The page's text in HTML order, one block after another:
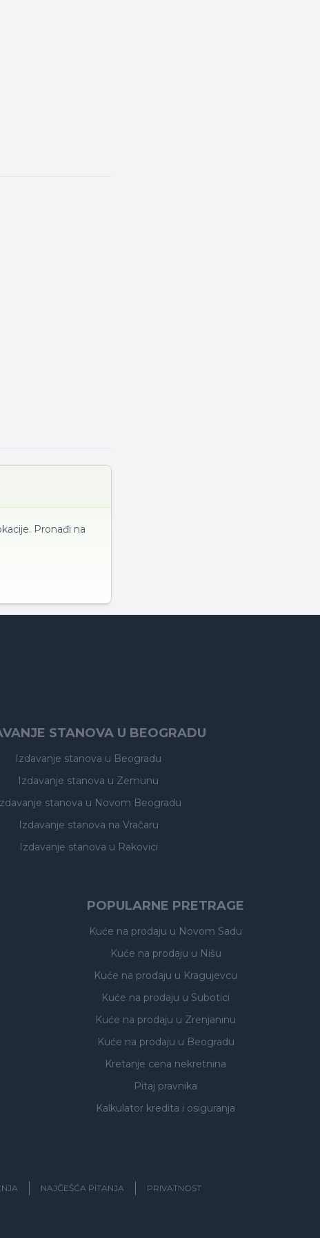
Pronađi na
STANOVA U BEOGRADU
Izdavanje stanova u Beogradu
Izdavanje stanova u Zemunu
stanova u Novom Beogradu
Izdavanje stanova na Vračaru
Izdavanje stanova u Rakovici
POPULARNE PRETRAGE
Kuće na prodaju u Novom Sadu
Kuće na prodaju u Nišu
Kuće na prodaju u Kragujevcu
Kuće na prodaju u Subotici
Kuće na prodaju u Zrenjaninu
Kuće na prodaju u Beogradu
Kretanje cena nekretnina
Pitaj pravnika
Kalkulator kredita i osiguranja
NAJČEŠĆA PITANJA PRIVATNOST